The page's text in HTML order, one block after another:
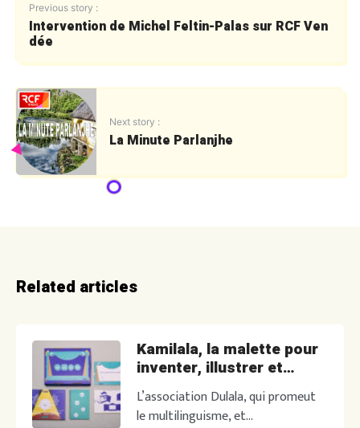
Previous story :
Intervention de Michel Feltin-Palas sur RCF Ven
dée
Next story :
La Minute Parlanjhe
Related articles
Kamilala, la malette pour
inventer, illustrer et
raconter des Kamishibaïs
plurilingues
L’association Dulala, qui promeut
le multilinguisme, et